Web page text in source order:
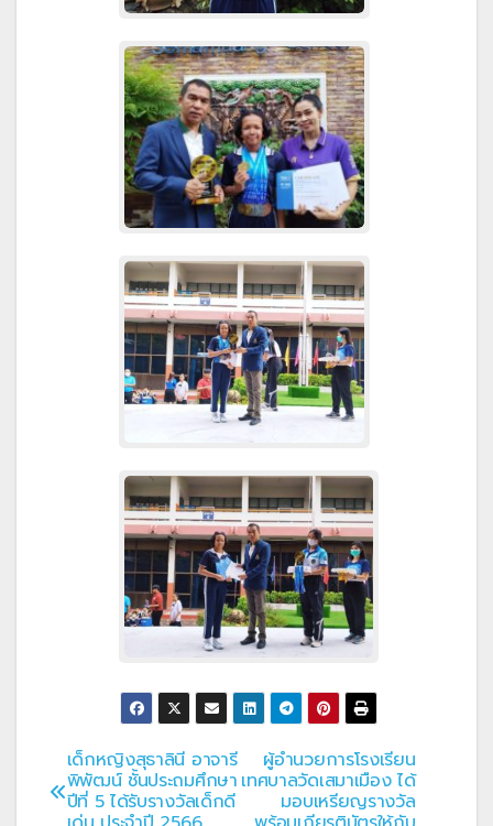
แนะแนว
เรื่อง
ผู้อำนวยการโรงเรียน
เทศบาลวัดเสมาเมือง ได้
มอบเหรียญรางวัล
เด็กหญิงสุธาลินี อาจารี
พิพัฒน์ ชั้นประถมศึกษา
ปีที่ 5 ได้รับรางวัลเด็กดี